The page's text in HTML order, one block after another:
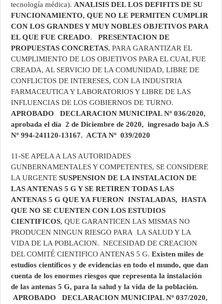
tecnología médica).ANALISIS DEL LOS DEFIFITS DE SU
FUNCIONAMIENTO, QUE NO LE PERMITEN CUMPLIR
CON LOS GRANDES Y MUY NOBLES OBJETIVOS PARA
EL QUE FUE CREADO.PRESENTACION DE
PROPUESTAS CONCRETAS, PARA GARANTIZAR EL
CUMPLIMIENTO DE LOS OBJETIVOS PARA EL CUAL FUE
CREADA, AL SERVICIO DE LA COMUNIDAD, LIBRE DE
CONFLICTOS DE INTERESES, CON LA INDUSTRIA
FARMACEUTICA Y LABORATORIOS Y LIBRE DE LAS
INFLUENCIAS DE LOS GOBIERNOS DE TURNO.
APROBADO
DECLARACION MUNICIPAL Nº 036/2020,
aprobada el día 2 de Diciembre de 2020, ingresado bajo A.S
Nº 994-241120-13167. ACTA Nº 039/2020
11-SE APELA A LAS AUTORIDADES
GUNBERNAMENTALES Y COMPETENTES, SE CONSIDERE
LA URGENTESUSPENSION DE LA INSTALACION DE
LAS ANTENAS 5 G Y SE RETIREN TODAS LAS
ANTENAS 5 G QUE YA FUERON INSTALADAS, HASTA
QUE NO SE CUENTEN CON LOS ESTUDIOS
CIENTIFICOS, QUE GARANTICEN LAS MISMAS NO
PRODUCEN NINGUN RIESGO PARA LA SALUD Y LA
VIDA DE LA POBLACION. NECESIDAD DE CREACION
DEL COMITÉ CIENTIFICO ANTENAS 5 G. Existen miles de
estudios científicos y de evidencias en todo el mundo, que dan
cuenta de los enormes riesgos que representa la instalación
de las antenas 5 G, para la salud y la vida de la población.
APROBADO DECLARACION MUNICIPAL Nº 037/2020,